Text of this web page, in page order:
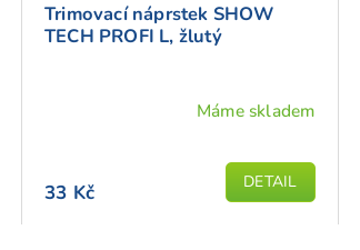
Trimovací náprstek SHOW
TECH PROFI L, žlutý
Máme skladem
33 Kč DETAIL